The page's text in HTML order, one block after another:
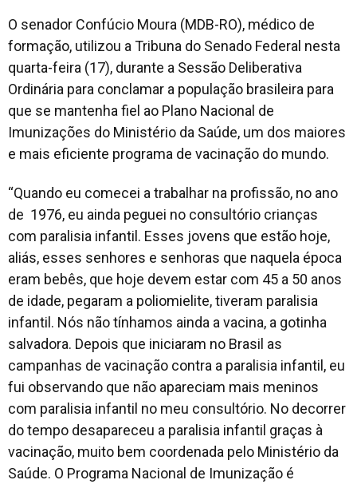
O senador Confúcio Moura (MDB-RO), médico de
formação, utilizou a Tribuna do Senado Federal nesta
quarta-feira (17), durante a Sessão Deliberativa
Ordinária para conclamar a população brasileira para
que se mantenha fiel ao Plano Nacional de
Imunizações do Ministério da Saúde, um dos maiores
e mais eficiente programa de vacinação do mundo.
“Quando eu comecei a trabalhar na profissão, no ano
de 1976, eu ainda peguei no consultório crianças
com paralisia infantil. Esses jovens que estão hoje,
aliás, esses senhores e senhoras que naquela época
eram bebês, que hoje devem estar com 45 a 50 anos
de idade, pegaram a poliomielite, tiveram paralisia
infantil. Nós não tínhamos ainda a vacina, a gotinha
salvadora. Depois que iniciaram no Brasil as
campanhas de vacinação contra a paralisia infantil, eu
fui observando que não apareciam mais meninos
com paralisia infantil no meu consultório. No decorrer
do tempo desapareceu a paralisia infantil graças à
vacinação, muito bem coordenada pelo Ministério da
Saúde. O Programa Nacional de Imunização é